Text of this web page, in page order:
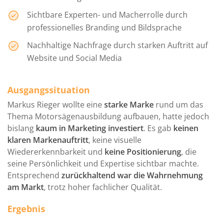
Ich kann Sun Concept uneingeschränkt
weiterempfehlen! Von Beginn an war das Team
sich die Zeit genommen, unsere Bedürfnisse und
Ziele zu verstehen und diese umzusetzen.
macht zusammenzuarbeiten!
Celine Ostermann Diaz
Management & Project Coordinator, ICL Group
Unsere langjährige Zusammenarbeit mit Sun
Concept spricht für sich. Herr Klein und sein
gesamtes Team betreut uns seit vielen Jahren mit
tiefgreifender Expertise im webbasierten Umfeld.
Sichtbare Experten- und Macherrolle durch
professionelles Branding und Bildsprache
Nachhaltige Nachfrage durch starken Auftritt auf
Website und Social Media
Ausgangssituation
Markus Rieger wollte einestarke Marke rund um das
Thema Motorsägen­ausbildung aufbauen, hatte jedoch
bislang kaum in Marketing investiert. Es gab keinen
klaren Markenauftritt, keine visuelle
Wiedererkennbarkeit und keine Positionierung, die
seine Persönlichkeit und Expertise sichtbar machte.
Entsprechend zurückhaltend war die Wahrnehmung
am Markt, trotz hoher fachlicher Qualität.
Ergebnis